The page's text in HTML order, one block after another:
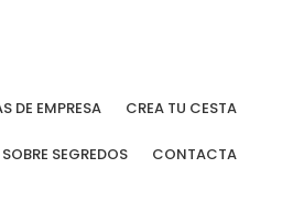
DE EMPRESA CREA TU CESTA
SOBRE SEGREDOS CONTACTA